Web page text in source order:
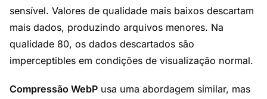
sensível. Valores de qualidade mais baixos descartam
mais dados, produzindo arquivos menores. Na
qualidade 80, os dados descartados são
imperceptibles em condições de visualização normal.
Compressão WebP usa uma abordagem similar, mas